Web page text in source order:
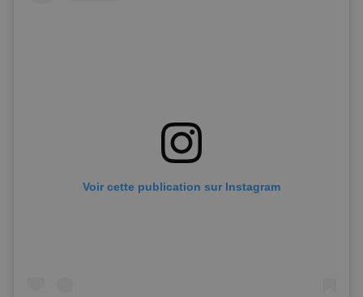
Voir cette publication sur Instagram